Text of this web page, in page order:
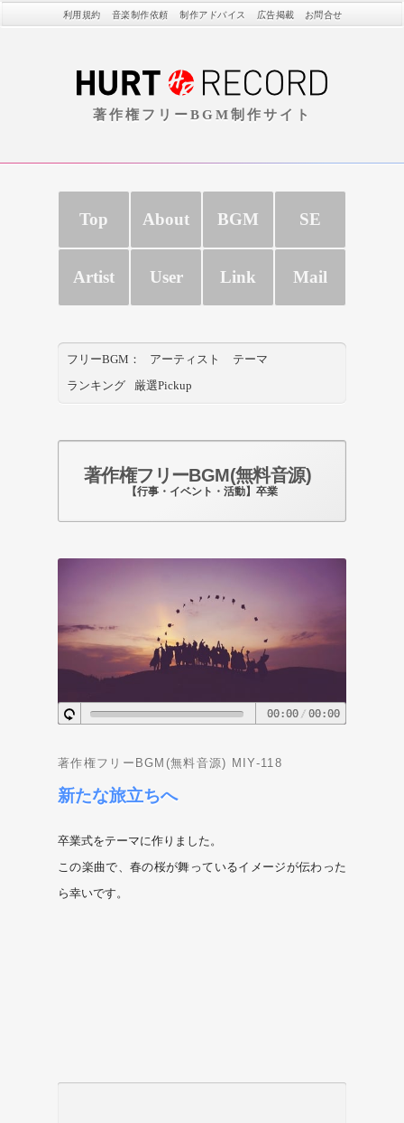
著作権フリーBGM制作サイト
利用規約 音楽制作依頼 制作アドバイス 広告掲載 お問合せ
Top About BGM SE
Artist User Link Mail
フリーBGM： アーティスト テーマ
ランキング 厳選Pickup
著作権フリーBGM(無料音源)
【行事・イベント・活動】卒業
著作権フリーBGM(無料音源) MIY-118
新たな旅立ちへ
卒業式をテーマに作りました。
この楽曲で、春の桜が舞っているイメージが伝わった
ら幸いです。
00:00 / 00:00